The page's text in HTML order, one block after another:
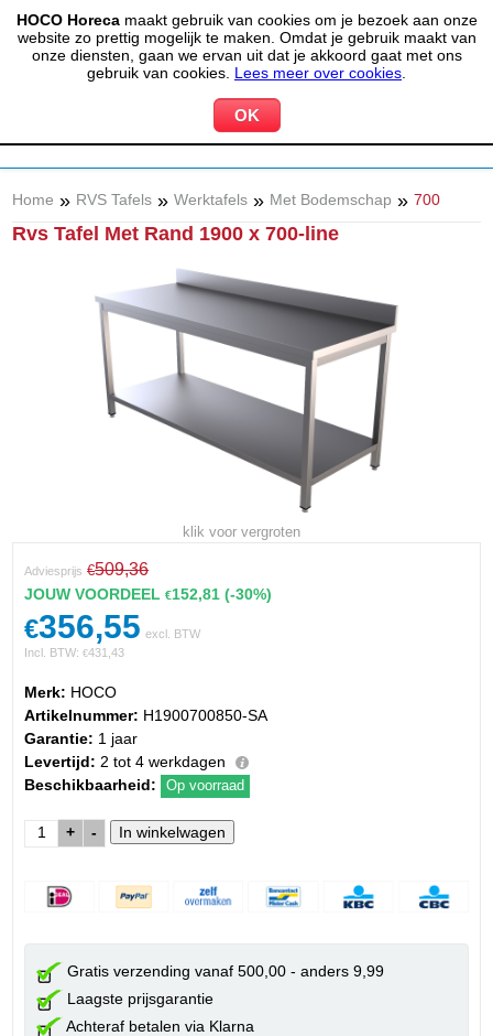
HOCO Horecamaakt gebruik van cookies om je bezoek aan onze
website zo prettig mogelijk te maken. Omdat je gebruik maakt van
onze diensten, gaan we ervan uit dat je akkoord gaat met ons
gebruik van cookies. Lees meer over cookies
(020) 497 6325 info@hocohoreca.nl
MIJN ACCOUNT 0 WINKELWAGEN
Home » RVS Tafels » Werktafels » Met Bodemschap » 700
Rvs Tafel Met Rand 1900 x 700-line
klik voor vergroten
Adviesprijs €509,36
JOUW VOORDEEL€152,81 (-30%)
€356,55 excl. BTW
Incl. BTW:€431,43
Merk: HOCO
Artikelnummer: H1900700850-SA
Garantie: 1 jaar
Levertijd: 2 tot 4 werkdagen
Beschikbaarheid:
Op voorraad
+ -
Gratis verzending vanaf 500,00 - anders 9,99
Laagste prijsgarantie
Achteraf betalen via Klarna